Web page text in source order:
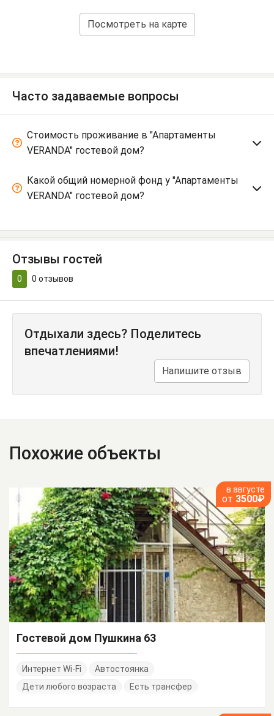
Посмотреть на карте
Часто задаваемые вопросы
Стоимость проживание в "Апартаменты
VERANDA" гостевой дом?
Какой общий номерной фонд у "Апартаменты
VERANDA" гостевой дом?
Отзывы гостей
0 0 отзывов
Отдыхали здесь? Поделитесь
впечатлениями!
Напишите отзыв
Похожие объекты
в августе
от 3500₽
Гостевой дом Пушкина 63
Интернет Wi-Fi
Автостоянка
Дети любого возраста
Есть трансфер